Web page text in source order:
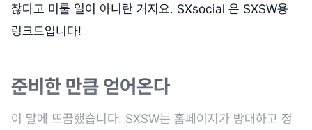
찮다고 미룰 일이 아니란 거지요. SXsocial 은 SXSW용
링크드입니다!
준비한 만큼 얻어온다
이 말에 뜨끔했습니다. SXSW는 홈페이지가 방대하고 정